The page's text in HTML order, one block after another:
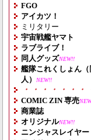
FGO
アイカツ！
ミリタリー
宇宙戦艦ヤマト
ラブライブ！
同人グッズNEW!!
艦隊これくしょん（
人）
NEW!!
・・・・・・
COMIC ZIN 専売
商業誌
オリジナルNEW!!
ニンジャスレイヤー